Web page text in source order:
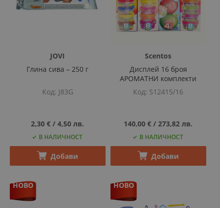
JOVI
Глина сива – 250 г
Код J83G
2,30 € ‎/‎ 4,50 лв.
В НАЛИЧНОСТ
Добави
Scentos
Дисплей 16 броя
АРОМАТНИ комплекти
Код S12415/16
140,00 € ‎/‎ 273,82 лв.
В НАЛИЧНОСТ
Добави
НОВО НОВО